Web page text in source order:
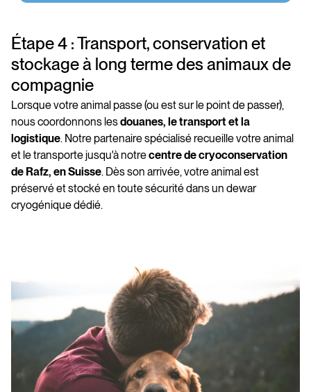
Étape 4 : Transport, conservation et
stockage à long terme des animaux de
compagnie
Lorsque votre animal passe (ou est sur le point de passer),
nous coordonnons lesdouanes, le transport et la
logistique. Notre partenaire spécialisé recueille votre animal
et le transporte jusqu'à notrecentre de cryoconservation
de Rafz, en Suisse. Dès son arrivée, votre animal est
préservé et stocké en toute sécurité dans un dewar
cryogénique dédié.